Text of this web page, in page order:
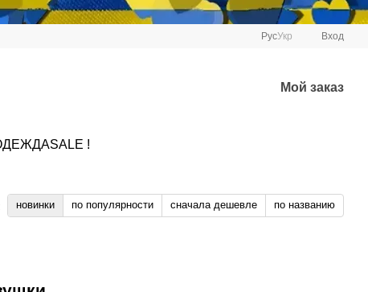
РусУкр Вход
Мой заказ
SALE !
новинки по популярности сначала дешевле по названию